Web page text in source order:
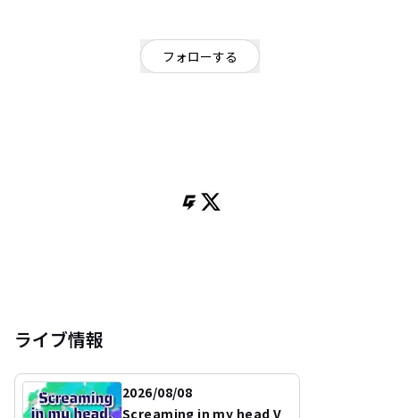
フォローする
卒業。うつ病。
ライブ情報
2026/08/08
Screaming in my head V